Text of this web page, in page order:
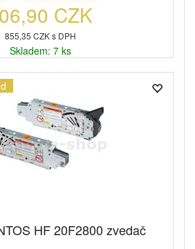
CZK
855,35 CZK s DPH
Skladem: 7 ks
HF 20F2800 zvedač